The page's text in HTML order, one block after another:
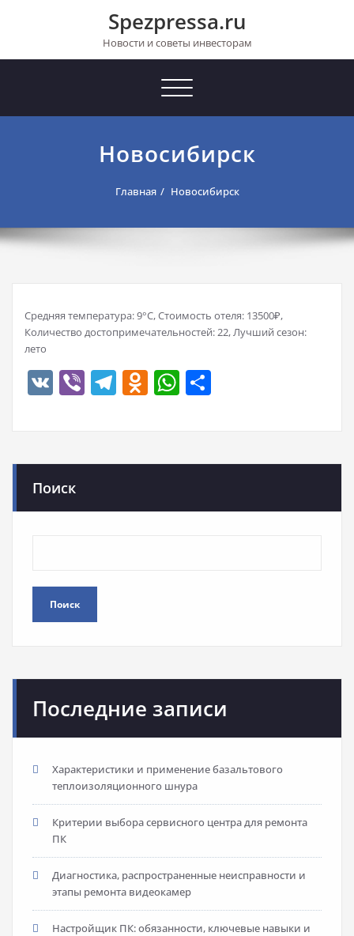
Spezpressa.ru
Новости и советы инвесторам
Toggle
Новосибирск
Главная Новосибирск
Средняя температура: 9°C, Стоимость отеля: 13500₽,
Количество достопримечательностей: 22, Лучший сезон:
лето
VK ViberTelegram
Odnoklassniki
WhatsApp
Поиск
Поиск
Последние записи
Характеристики и применение базальтового
теплоизоляционного шнура
Критерии выбора сервисного центра для ремонта
ПК
Диагностика, распространенные неисправности и
этапы ремонта видеокамер
Настройщик ПК: обязанности, ключевые навыки и